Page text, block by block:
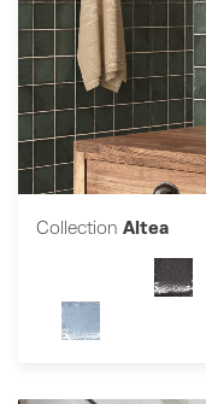
Collection Altea